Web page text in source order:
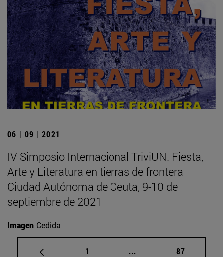
06 | 09 | 2021
IV Simposio Internacional TriviUN. Fiesta,
Arte y Literatura en tierras de frontera
Ciudad Autónoma de Ceuta, 9-10 de
septiembre de 2021
Imagen Cedida
Página
1 ... Páginas intermedias
Página
87